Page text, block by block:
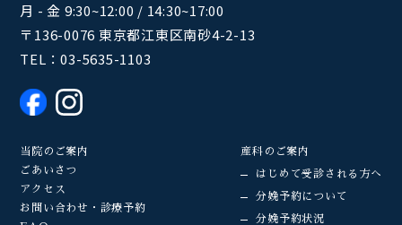
月 - 金 9:30~12:00 / 14:30~17:00
〒136-0076 東京都江東区南砂4-2-13
TEL：03-5635-1103
当院のご案内
ごあいさつ
アクセス
お問い合わせ・診療予約
産科のご案内
はじめて受診される方へ
分娩予約について
分娩予約状況